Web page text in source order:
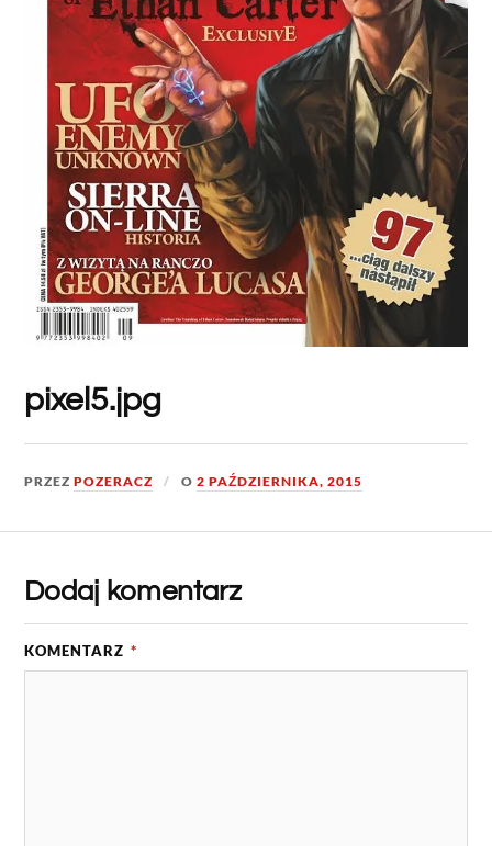
pixel5.jpg
PRZEZPOZERACZ O2 PAŹDZIERNIKA, 2015
Dodaj komentarz
KOMENTARZ *